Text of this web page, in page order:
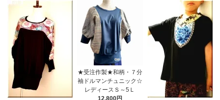
★受注作製★和柄・７分
袖ドルマンチュニック☆
レディースＳ～5Ｌ
12,800円